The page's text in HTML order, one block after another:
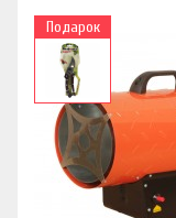
Подарок